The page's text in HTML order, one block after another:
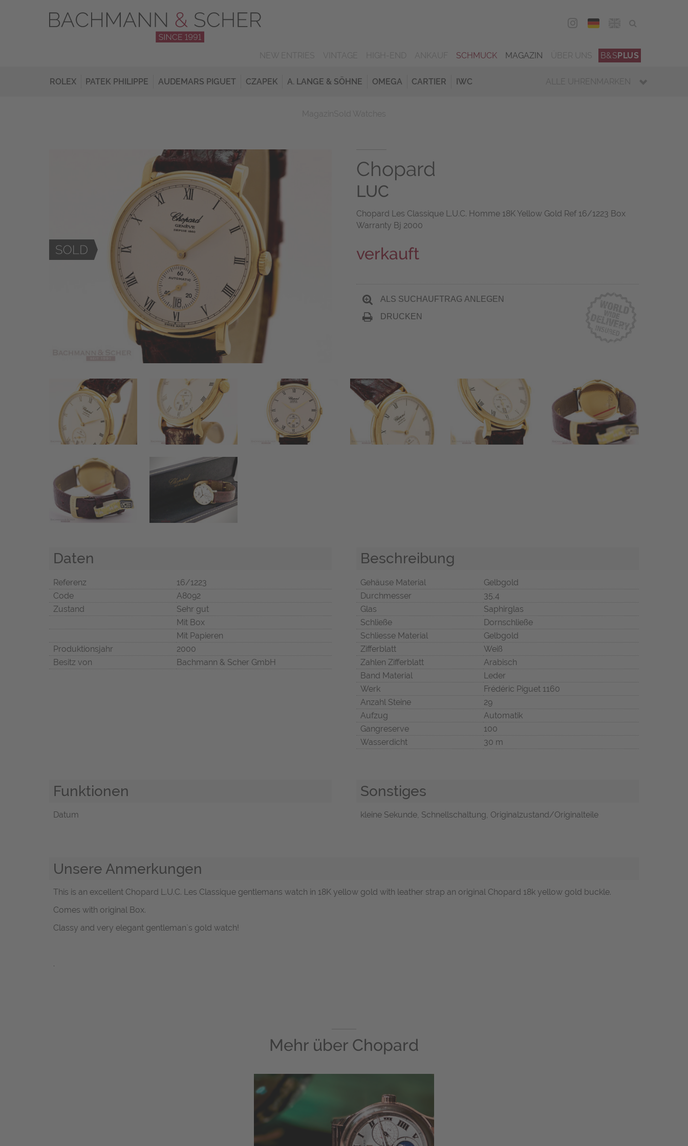
DEU
SCHMUCK MAGAZIN B&SPLUS
ROLEX PATEK PHILIPPE AUDEMARS PIGUET CZAPEK A. LANGE & SÖHNE OMEGA CARTIER IWC ALLE UHRENMARKEN
Chopard
LUC
Chopard Les Classique L.U.C. Homme 18K Yellow Gold Ref 16/1223 Box
Warranty Bj 2000
verkauft
ALS SUCHAUFTRAG ANLEGEN
DRUCKEN
Daten
Referenz
16/1223
Code
A8092
Zustand
Sehr gut
Mit Box
Mit Papieren
Produktionsjahr
2000
Besitz von
Bachmann & Scher GmbH
Beschreibung
Gehäuse Material
Gelbgold
Durchmesser
35,4
Glas
Saphirglas
Schließe
Dornschließe
Schliesse Material
Gelbgold
Zifferblatt
Weiß
Zahlen Zifferblatt
Arabisch
Band Material
Leder
Werk
Frédéric Piguet 1160
Anzahl Steine
29
Aufzug
Automatik
Gangreserve
100
Wasserdicht
30 m
Funktionen
Datum
Sonstiges
kleine Sekunde, Schnellschaltung, Originalzustand/Originalteile
Unsere Anmerkungen
This is an excellent Chopard L.U.C. Les Classique gentlemans watch in 18K yellow gold with leather strap an original Chopard 18k yellow gold buckle.
Comes with original Box.
Classy and very elegant gentleman`s gold watch!
.
Mehr über Chopard